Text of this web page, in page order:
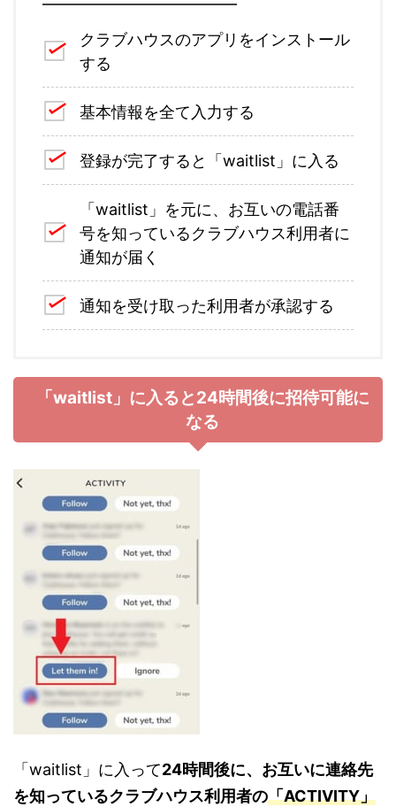
クラブハウスのアプリをインストール
する
基本情報を全て入力する
登録が完了すると「waitlist」に入る
「waitlist」を元に、お互いの電話番
号を知っているクラブハウス利用者に
通知が届く
通知を受け取った利用者が承認する
「waitlist」に入ると24時間後に招待可能に
なる
「waitlist」に入って24時間後に、お互いに連絡先
を知っているクラブハウス利用者の「ACTIVITY」